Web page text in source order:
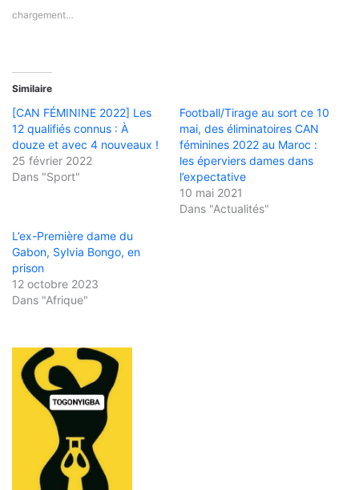
chargement…
Similaire
[CAN FÉMININE 2022] Les
12 qualifiés connus : À
douze et avec 4 nouveaux !
25 février 2022
Dans "Sport"
Football/Tirage au sort ce 10
mai, des éliminatoires CAN
féminines 2022 au Maroc :
les éperviers dames dans
l’expectative
10 mai 2021
Dans "Actualités"
L’ex-Première dame du
Gabon, Sylvia Bongo, en
prison
12 octobre 2023
Dans "Afrique"